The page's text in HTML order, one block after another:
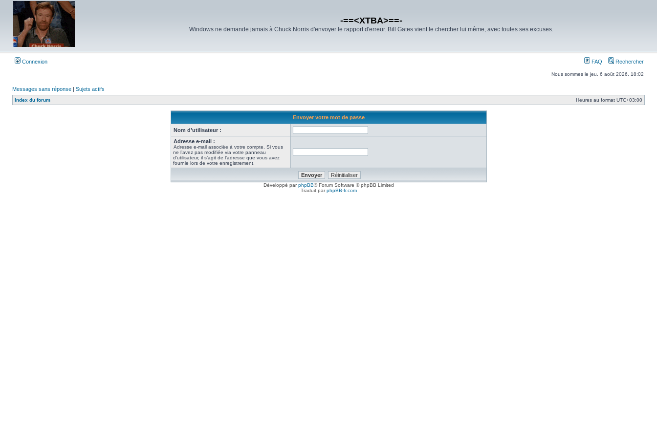
-==<XTBA>==-
Windows ne demande jamais à Chuck Norris d'envoyer le rapport d'erreur. Bill Gates vient le chercher lui même, avec toutes ses excuses.
Connexion FAQ Rechercher
Nous sommes le jeu. 6 août 2026, 18:02
Messages sans réponse | Sujets actifs
Index du forum Heures au format UTC+03:00
Envoyer votre mot de passe
Nom d’utilisateur :
Adresse e-mail :
Adresse e-mail associée à votre compte. Si vous
ne l’avez pas modifiée via votre panneau
d’utilisateur, il s’agit de l’adresse que vous avez
fournie lors de votre enregistrement.
Développé parphpBB® Forum Software © phpBB Limited
Traduit parphpBB-fr.com